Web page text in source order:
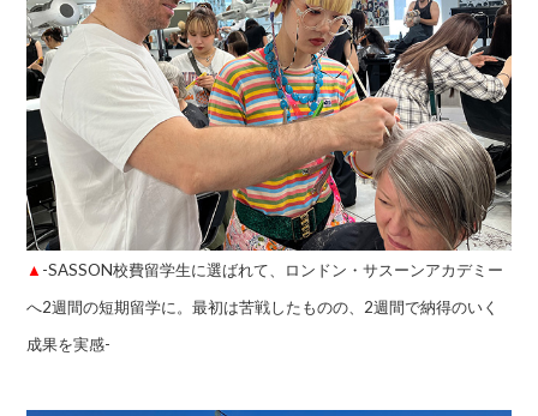
▲ -SASSON校費留学生に選ばれて、ロンドン・サスーンアカデミー
へ2週間の短期留学に。最初は苦戦したものの、2週間で納得のいく
成果を実感-